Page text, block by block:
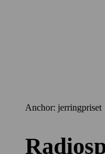
Anchor: jerringpriset